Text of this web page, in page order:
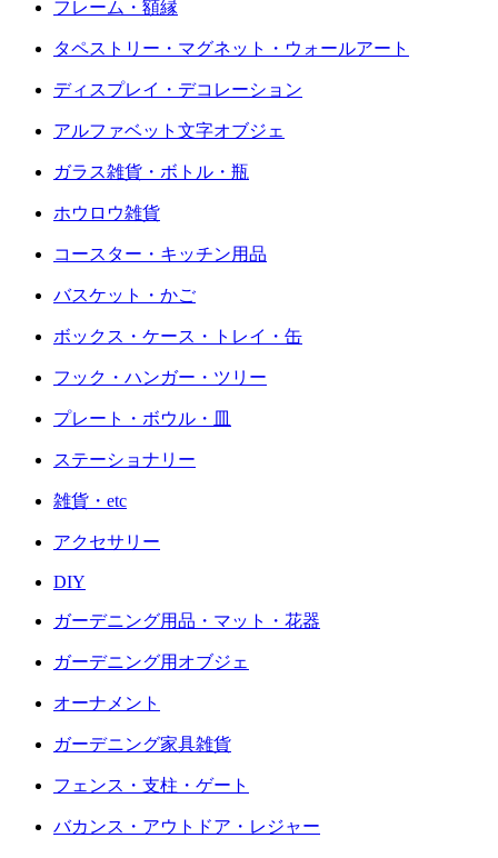
フレーム・額縁
タペストリー・マグネット・ウォールアート
ディスプレイ・デコレーション
アルファベット文字オブジェ
ガラス雑貨・ボトル・瓶
ホウロウ雑貨
コースター・キッチン用品
バスケット・かご
ボックス・ケース・トレイ・缶
フック・ハンガー・ツリー
プレート・ボウル・皿
ステーショナリー
雑貨・etc
アクセサリー
DIY
ガーデニング用品・マット・花器
ガーデニング用オブジェ
オーナメント
ガーデニング家具雑貨
フェンス・支柱・ゲート
バカンス・アウトドア・レジャー